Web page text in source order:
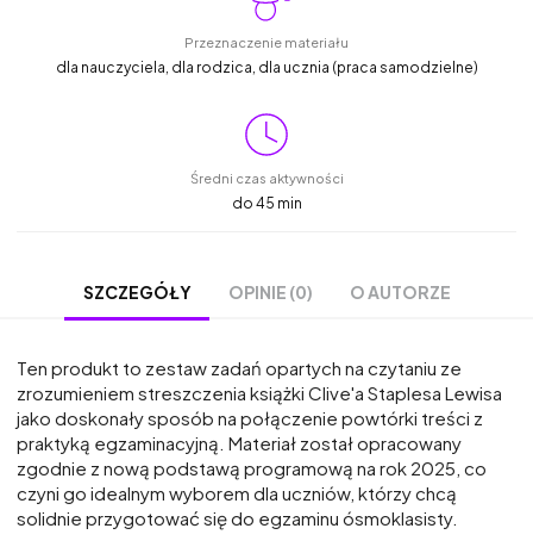
Przeznaczenie materiału
dla nauczyciela, dla rodzica, dla ucznia (praca samodzielne)
Średni czas aktywności
do 45 min
SZCZEGÓŁY OPINIE (0) O AUTORZE
Ten produkt to zestaw zadań opartych na czytaniu ze
zrozumieniem streszczenia książki Clive'a Staplesa Lewisa
jako doskonałysposób na połączenie powtórki treści z
praktyką egzaminacyjną. Materiał zostałopracowany
zgodnie z nową podstawą programową na rok 2025, co
czyni go idealnym wyborem dla uczniów, którzychcą
solidnie przygotować siędo egzaminu ósmoklasisty.